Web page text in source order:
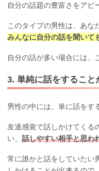
自分の話題の豊富さをアピ
このタイプの男性は、あな
みんなに自分の話を聞いて
自分の話が多い場合には、
3. 単純に話をすること
男性の中には、単に話をす
友達感覚で話しかけてくる
い、 話しやすい相手と思わ
常に誰かと話をしていたい